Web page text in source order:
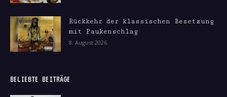
Rückkehr der klassischen Besetzung
mit Paukenschlag
8. August 2026
BELIEBTE BEITRÄGE